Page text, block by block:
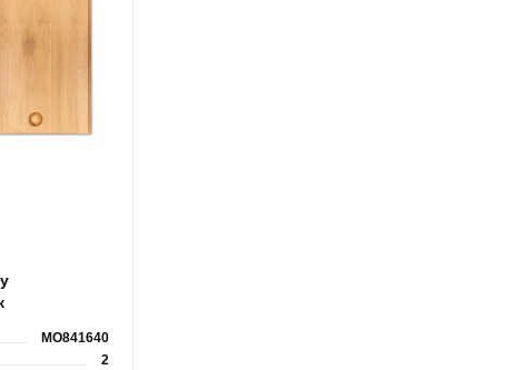
MO841640
2